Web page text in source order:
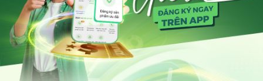
Cookie và chính sách bảo mật
Bằng cách nhấp vào 'Cho phép cookie', bạn đồng ý với việc
lưu trữ tất cả các cookie trên thiết bị của mình và đồng ý
với Thông báo Xử lý dữ liệu cá nhâncủa Chứng khoán Phú
Hưng khi truy cập trang web này.